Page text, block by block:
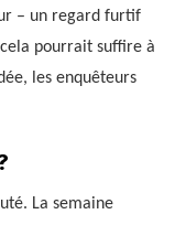
– un regard furtif
pourrait suffire à
les enquêteurs
La semaine